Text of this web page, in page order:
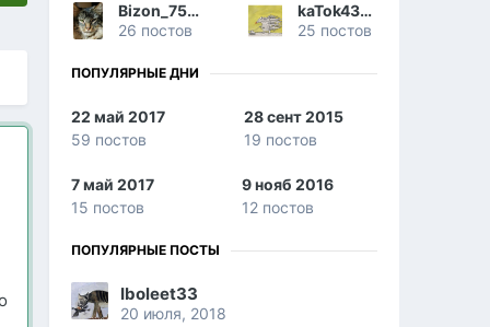
Bizon_751824
26 постов
kaTok43rus
25 постов
ПОПУЛЯРНЫЕ ДНИ
22 май 2017
59 постов
28 сент 2015
19 постов
7 май 2017
15 постов
9 нояб 2016
12 постов
ПОПУЛЯРНЫЕ ПОСТЫ
Iboleet33
20 июля, 2018